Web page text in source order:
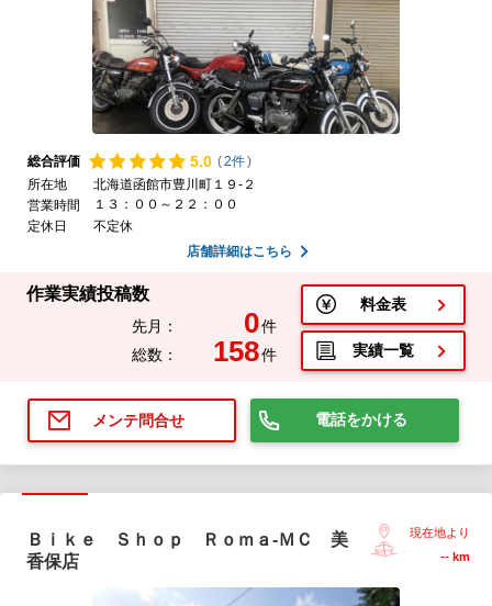
総合評価 5.0 (2件)
所在地
北海道函館市豊川町１９-２
営業時間
１３：００～２２：００
定休日
不定休
店舗詳細はこちら
作業実績投稿数
先月： 0件
総数：
158件
料金表
実績一覧
メンテ問合せ 電話をかける
Ｂｉｋｅ Ｓｈｏｐ Ｒｏｍａ-ＭＣ 美
香保店
現在地より
-- km